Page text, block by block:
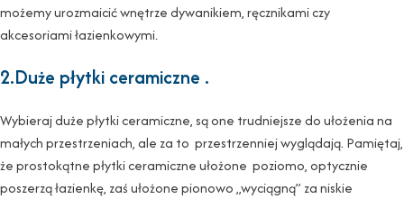
możemy urozmaicić wnętrze dywanikiem, ręcznikami czy
akcesoriami łazienkowymi.
2.Duże płytki ceramiczne .
Wybieraj duże płytki ceramiczne, są one trudniejsze do ułożenia na
małych przestrzeniach, ale za to przestrzenniej wyglądają. Pamiętaj,
że prostokątne płytki ceramiczne ułożone poziomo, optycznie
poszerzą łazienkę, zaś ułożone pionowo „wyciągną” za niskie